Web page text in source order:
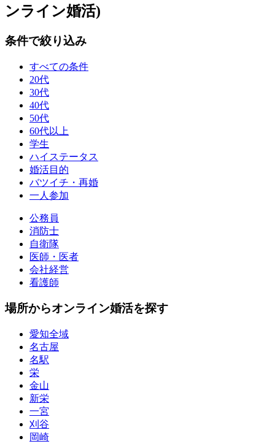
ンライン婚活)
条件で絞り込み
すべての条件
20代
30代
40代
50代
60代以上
学生
ハイステータス
婚活目的
バツイチ・再婚
一人参加
公務員
消防士
自衛隊
医師・医者
会社経営
看護師
場所からオンライン婚活を探す
愛知全域
名古屋
名駅
栄
金山
新栄
一宮
刈谷
岡崎